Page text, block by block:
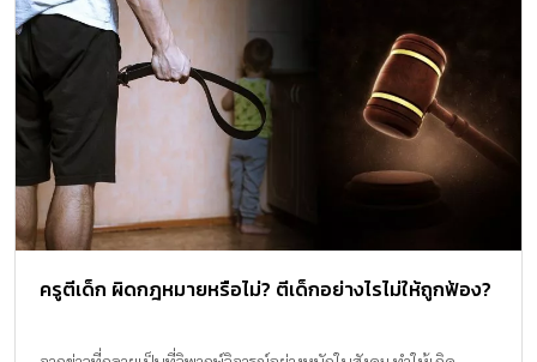
ครูตีเด็ก ผิดกฎหมายหรือไม่? ตีเด็กอย่างไรไม่ให้ถูกฟ้อง?